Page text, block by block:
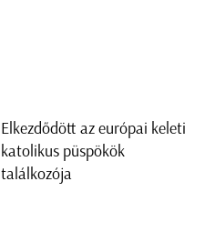
Elkezdődött az európai keleti
katolikus püspökök
találkozója